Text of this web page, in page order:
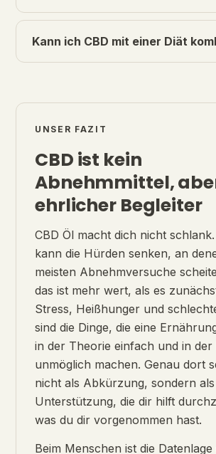
Kann ich CBD mit einer Diät
UNSER FAZIT
CBD ist kein
Abnehmmittel,
ehrlicher Begleiter
CBD Öl macht dich nicht
kann die Hürden senken, an
meisten Abnehmversuche
das ist mehr wert, als es
Stress, Heißhunger und
sind die Dinge, die eine
in der Theorie einfach und in der
unmöglich machen. Genau dort
nicht als Abkürzung, sondern als
Unterstützung, die dir hilft
was du dir vorgenommen hast.
Beim Menschen ist die Datenlage